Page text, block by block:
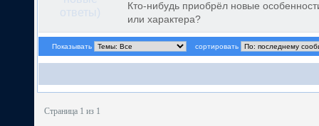
Кто-нибудь приобрёл новые
или характера?
Показывать сортировать
Страница 1 из 1